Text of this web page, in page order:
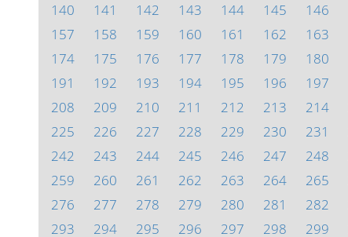
140
141 142 143 144 145 146
157
158 159 160 161 162 163
174
175 176 177 178 179 180
191
192 193 194 195 196 197
208
209 210 211 212 213 214
225
226 227 228 229 230 231
242
243 244 245 246 247 248
259
260 261 262 263 264 265
276
277 278 279 280 281 282
293
294 295 296 297 298 299